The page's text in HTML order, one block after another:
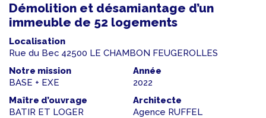
Démolition et désamiantage d’un
immeuble de 52 logements
Localisation
Rue du Bec 42500 LE CHAMBON FEUGEROLLES
Notre mission
BASE + EXE
Année
2022
Maître d’ouvrage
BATIR ET LOGER
Architecte
Agence RUFFEL